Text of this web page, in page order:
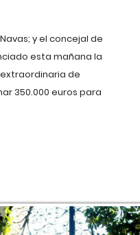
y el concejal de
esta mañana la
de
350.000 euros para